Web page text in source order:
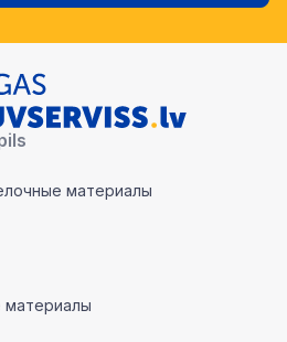
материалы
материалы